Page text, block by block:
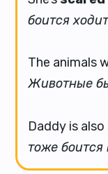
боится
The animals
Животные
Daddy is also
тоже боится